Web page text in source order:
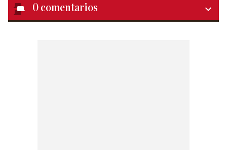
0 comentarios